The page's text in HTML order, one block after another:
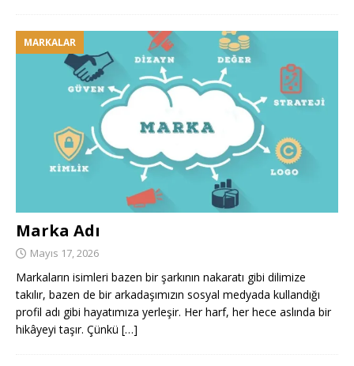
MARKALAR
Marka Adı
Mayıs 17, 2026
Markaların isimleri bazen bir şarkının nakaratı gibi dilimize
takılır, bazen de bir arkadaşımızın sosyal medyada kullandığı
profil adı gibi hayatımıza yerleşir. Her harf, her hece aslında bir
hikâyeyi taşır. Çünkü […]